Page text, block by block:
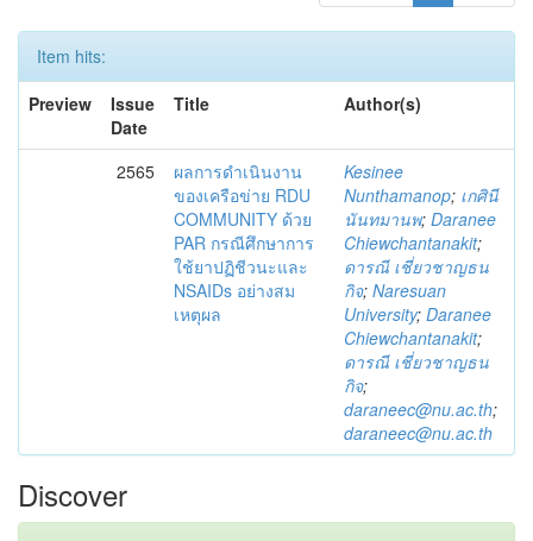
Item hits:
Preview
Issue
Date
Title Author(s)
2565
ผลการดำเนินงาน
ของเครือข่าย RDU
COMMUNITY ด้วย
PAR กรณีศึกษาการ
ใช้ยาปฏิชีวนะและ
NSAIDs อย่างสม
เหตุผล
Kesinee
Nunthamanop; เกศินี
นันทมานพ; Daranee
Chiewchantanakit;
ดารณี เชี่ยวชาญธน
กิจ; Naresuan
University; Daranee
Chiewchantanakit;
ดารณี เชี่ยวชาญธน
กิจ;
daraneec@nu.ac.th;
daraneec@nu.ac.th
Discover